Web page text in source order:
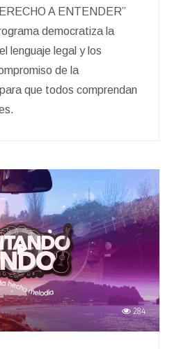
A ENTENDER”
democratiza la
lenguaje legal y los
de la
que todos comprendan
284